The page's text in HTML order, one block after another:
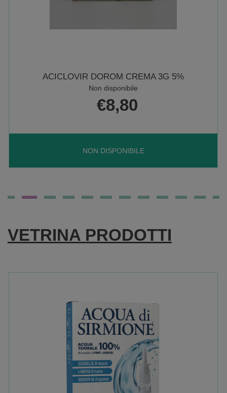
ACICLOVIR DOROM CREMA 3G 5%
Non disponibile
€8,80
NON DISPONIBILE
DISPONIBILE
VETRINA PRODOTTI